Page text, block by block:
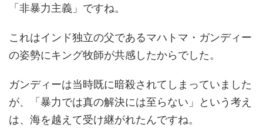
「非暴力主義」ですね。
これはインド独立の父であるマハトマ・ガンディー
の姿勢にキング牧師が共感したからでした。
ガンディーは当時既に暗殺されてしまっていました
が、「暴力では真の解決には至らない」という考え
は、海を越えて受け継がれたんですね。